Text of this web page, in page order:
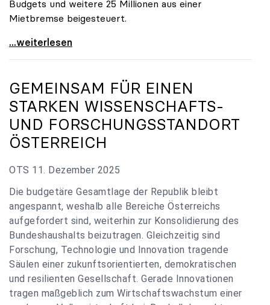
Budgets und weitere 25 Millionen aus einer
Mietbremse beigesteuert.
„Verzögerung unverständlich“: Universitäten
...weiterlesen
GEMEINSAM FÜR EINEN
STARKEN WISSENSCHAFTS-
UND FORSCHUNGSSTANDORT
ÖSTERREICH
OTS 11. Dezember 2025
Die budgetäre Gesamtlage der Republik bleibt
angespannt, weshalb alle Bereiche Österreichs
aufgefordert sind, weiterhin zur Konsolidierung des
Bundeshaushalts beizutragen. Gleichzeitig sind
Forschung, Technologie und Innovation tragende
Säulen einer zukunftsorientierten, demokratischen
und resilienten Gesellschaft. Gerade Innovationen
tragen maßgeblich zum Wirtschaftswachstum einer